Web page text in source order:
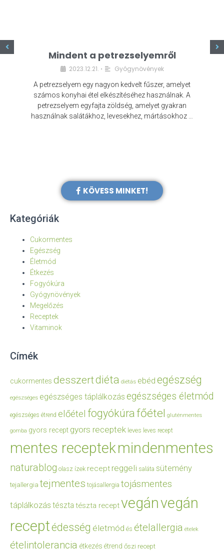
Mindent a petrezselyemről
2023.12.21. • Gyógynövények
A petrezselyem egy nagyon kedvelt fűszer, amelyet
számos konyhai étel elkészítéséhez használnak. A
petrezselyem egyfajta zöldség, amelyet gyakran
használnak salátákhoz, levesekhez, mártásokhoz …
KÖVESS MINKET!
Kategóriák
Cukormentes
Egészség
Életmód
Étkezés
Fogyókúra
Gyógynövények
Megelőzés
Receptek
Vitaminok
Címék
cukormentes desszertdiéta diétás ebéd egészség
egészséges egészséges táplálkozás egészséges életmód
egészséges étrend előétel fogyókúrafőétel gluténmentes
gomba gyors recept gyors receptek leves leves recept
mentes receptekmindenmentes
naturablog olasz ízek recept reggeli saláta sütemény
tejallergia tejmentes tojásallergia tojásmentes
táplálkozás tészta tészta receptvegánvegán
receptédesség életmód és ételallergia ételek
ételintolerancia étkezés étrend őszi recept